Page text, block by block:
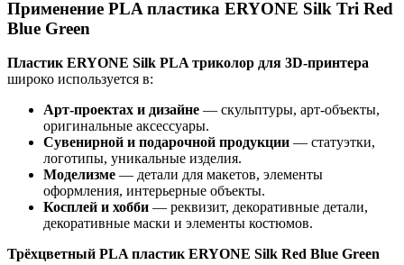
Применение PLA пластика ERYONE Silk Tri Red
Blue Green
Пластик ERYONE Silk PLA триколор для 3D-принтера
широко используется в:
Арт-проектах и дизайне — скульптуры, арт-объекты,
оригинальные аксессуары.
Сувенирной и подарочной продукции — статуэтки,
логотипы, уникальные изделия.
Моделизме — детали для макетов, элементы
оформления, интерьерные объекты.
Косплей и хобби — реквизит, декоративные детали,
декоративные маски и элементы костюмов.
Трёхцветный PLA пластик ERYONE Silk Red Blue Green